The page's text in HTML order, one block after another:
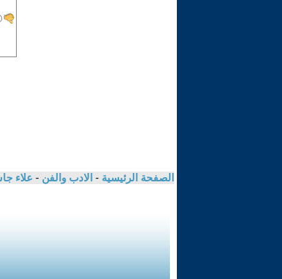
الصفحة الرئيسية - الادب والفن - علاء